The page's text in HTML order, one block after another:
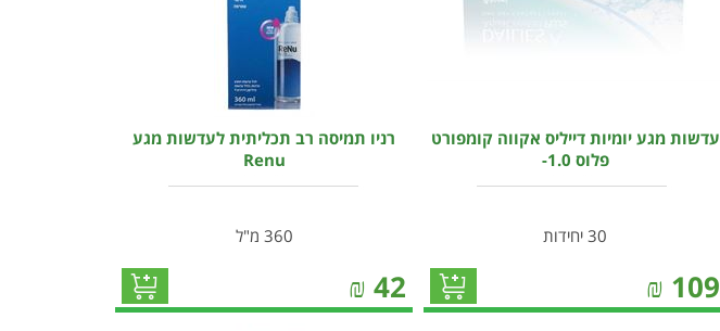
עדשות מגע יומיות דייליס אקווה קומפורט
פלוס 1.0-
30 יחידות
109
₪
רניו תמיסה רב תכליתית לעדשות מגע
Renu
360 מ"ל
42
₪